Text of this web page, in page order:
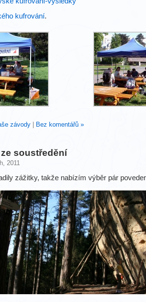
kufrování.
závody Bez komentářů »
soustředění
2011
zážitky, takže nabízím výběr pár